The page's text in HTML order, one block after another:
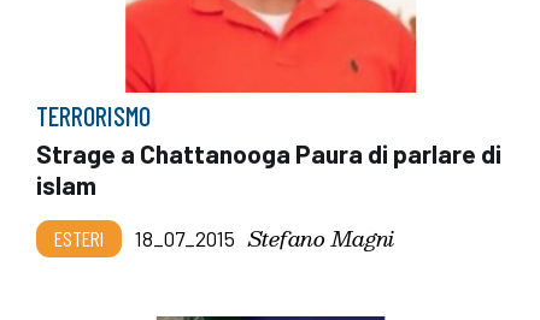
TERRORISMO
Strage a Chattanooga Paura di parlare di
islam
ESTERI 18_07_2015 Stefano Magni